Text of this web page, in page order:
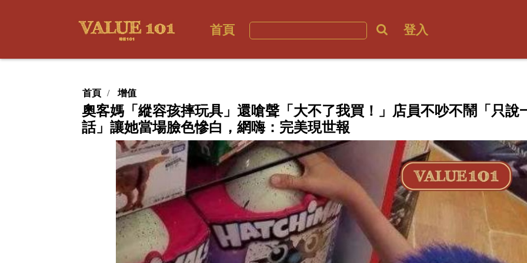
首頁 登入
首頁 增值
奧客媽「縱容孩摔玩具」還嗆聲「大不了我買！」店員不吵不鬧「只說
話」讓她當場臉色慘白，網嗨：完美現世報